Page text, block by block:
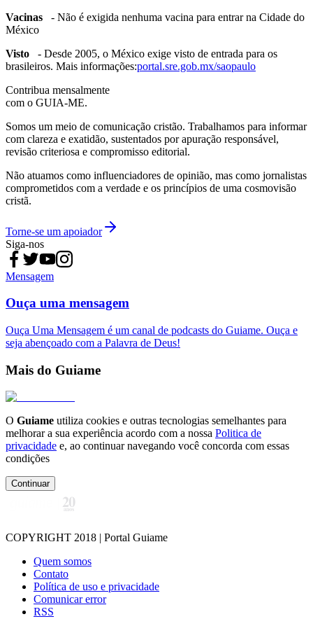
Vacinas
- Não é exigida nenhuma vacina para entrar na Cidade do
México
Visto
- Desde 2005, o México exige visto de entrada para os
brasileiros. Mais informações:portal.sre.gob.mx/saopaulo
Contribua mensalmente
com o GUIA-ME.
Somos um meio de comunicação cristão. Trabalhamos para informar
com clareza e exatidão, sustentados por apuração responsável,
revisão criteriosa e compromisso editorial.
Não atuamos como influenciadores de opinião, mas como jornalistas
comprometidos com a verdade e os princípios de uma cosmovisão
cristã.
Torne-se um apoiador
Siga-nos
Mensagem
Ouça uma mensagem
Ouça Uma Mensagem é um canal de podcasts do Guiame. Ouça e
seja abençoado com a Palavra de Deus!
Mais do Guiame
O Guiame utiliza cookies e outras tecnologias semelhantes para
melhorar a sua experiência acordo com a nossa Politica de
privacidade e, ao continuar navegando você concorda com essas
condições
Continuar
COPYRIGHT 2018 | Portal Guiame
Quem somos
Contato
Política de uso e privacidade
Comunicar error
RSS